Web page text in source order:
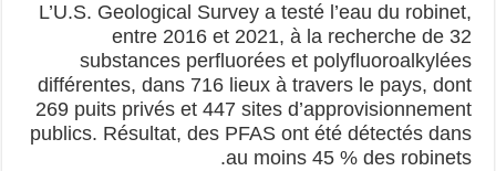
L’U.S. Geological Survey a testé l’eau du robinet,
entre 2016 et 2021, à la recherche de 32
substances perfluorées et polyfluoroalkylées
différentes, dans 716 lieux à travers le pays, dont
269 puits privés et 447 sites d’approvisionnement
publics. Résultat, des PFAS ont été détectés dans
au moins 45 % des robinets.